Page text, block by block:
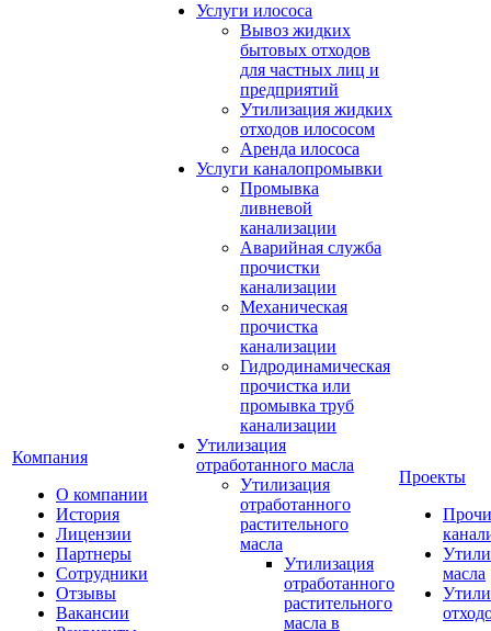
Компания
О компании
История
Лицензии
Партнеры
Сотрудники
Отзывы
Вакансии
Услуги илососа
Вывоз жидких
бытовых отходов
для частных лиц и
предприятий
Утилизация жидких
отходов илососом
Аренда илососа
Услуги каналопромывки
Промывка
ливневой
канализации
Аварийная служба
прочистки
канализации
Механическая
прочистка
канализации
Гидродинамическая
прочистка или
промывка труб
канализации
Утилизация
отработанного масла
Утилизация
отработанного
растительного
масла
Утилизация
отработанного
растительного
масла в
Проекты
масла